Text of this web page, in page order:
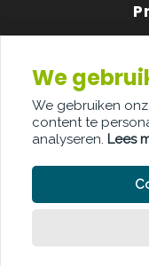
We
We gebruiken
content te
analyseren. Lees